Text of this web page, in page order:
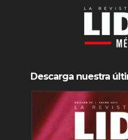
Descarga nuestra